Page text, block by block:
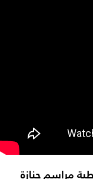
مراسم جنازة